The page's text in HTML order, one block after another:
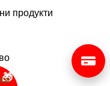
продукти